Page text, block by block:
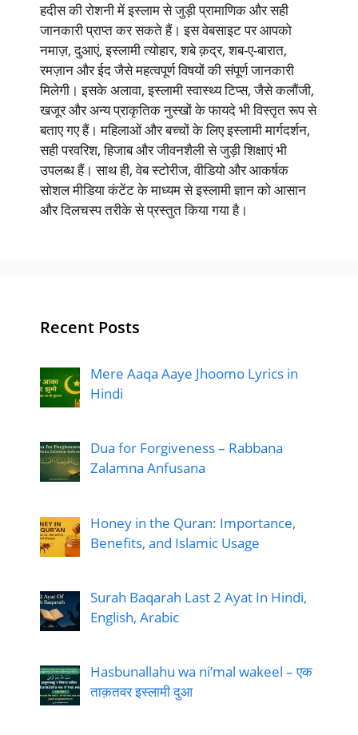
हदीस की रोशनी में इस्लाम से जुड़ी प्रामाणिक और सही
जानकारी प्राप्त कर सकते हैं। इस वेबसाइट पर आपको
नमाज़, दुआएं, इस्लामी त्योहार, शबे क़द्र, शब-ए-बारात,
रमज़ान और ईद जैसे महत्वपूर्ण विषयों की संपूर्ण जानकारी
मिलेगी। इसके अलावा, इस्लामी स्वास्थ्य टिप्स, जैसे कलौंजी,
खजूर और अन्य प्राकृतिक नुस्खों के फायदे भी विस्तृत रूप से
बताए गए हैं। महिलाओं और बच्चों के लिए इस्लामी मार्गदर्शन,
सही परवरिश, हिजाब और जीवनशैली से जुड़ी शिक्षाएं भी
उपलब्ध हैं। साथ ही, वेब स्टोरीज, वीडियो और आकर्षक
सोशल मीडिया कंटेंट के माध्यम से इस्लामी ज्ञान को आसान
और दिलचस्प तरीके से प्रस्तुत किया गया है।
Recent Posts
Mere Aaqa Aaye Jhoomo Lyrics in
Hindi
Dua for Forgiveness – Rabbana
Zalamna Anfusana
Honey in the Quran: Importance,
Benefits, and Islamic Usage
Surah Baqarah Last 2 Ayat In Hindi,
English, Arabic
Hasbunallahu wa ni’mal wakeel – एक
ताक़तवर इस्लामी दुआ